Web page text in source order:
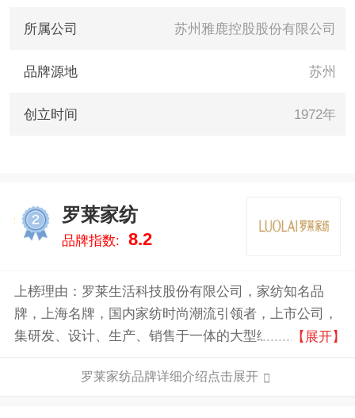
域。2008年雅鹿以185.26亿资产位居中国500最具价值
所属公司 苏州雅鹿控股股份有限公司
品牌源地 苏州
创立时间 1972年
罗莱家纺
品牌指数: 8.2
上榜理由：罗莱生活科技股份有限公司，家纺知名品
牌，上海名牌，国内家纺时尚潮流引领者，上市公司，
集研发、设计、生产、销售于一体的大型综合纺织品企
【展开】
罗莱家纺品牌详细介绍点击展开